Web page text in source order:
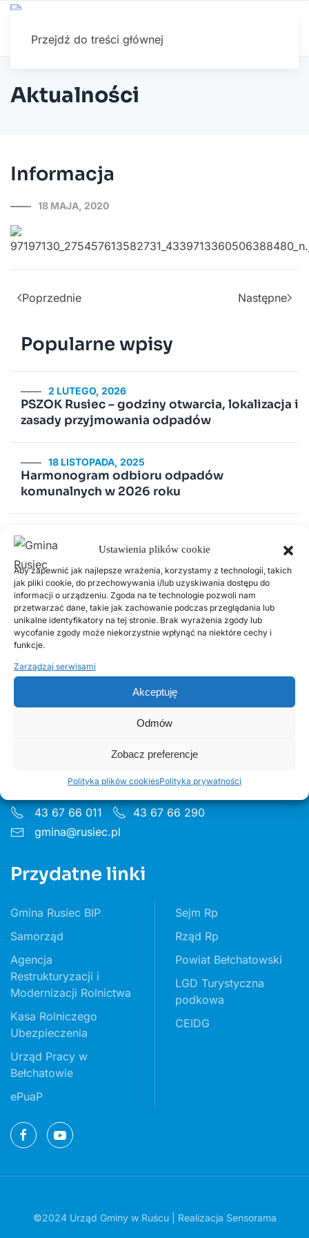
Ustawienia plików cookie
Aby zapewnić jak najlepsze wrażenia, korzystamy z technologii, takich
jak pliki cookie, do przechowywania i/lub uzyskiwania dostępu do
informacji o urządzeniu. Zgoda na te technologie pozwoli nam
przetwarzać dane, takie jak zachowanie podczas przeglądania lub
unikalne identyfikatory na tej stronie. Brak wyrażenia zgody lub
wycofanie zgody może niekorzystnie wpłynąć na niektóre cechy i
funkcje.
Zarządzaj serwisami
Akceptuję
Odmów
Zobacz preferencje
Polityka plików cookiesPolityka prywatności
Przejdź do treści głównej
Aktualności
Informacja
18 MAJA, 2020
Poprzednie Następne
Popularne wpisy
2 LUTEGO, 2026
PSZOK Rusiec – godziny otwarcia, lokalizacja i
zasady przyjmowania odpadów
18 LISTOPADA, 2025
Harmonogram odbioru odpadów
komunalnych w 2026 roku
Kurenda
30 CZERWCA, 2026
Odnawialne źródła energii w Gminie Rusiec –
edycja 2, Fundusze Europejskie
Urząd Gminy w Ruścu
ul. Wieluńska 35, 97-438 Rusiec
Godziny pon 8:00 - 16.00 wt– pt 7:30 - 15.30
43 67 66 011
43 67 66 290
gmina@rusiec.pl
Przydatne linki
Gmina Rusiec BIP
Samorząd
Agencja
Restrukturyzacji i
Modernizacji Rolnictwa
Kasa Rolniczego
Ubezpieczenia
Urząd Pracy w
Bełchatowie
ePuaP
Sejm Rp
Rząd Rp
Powiat Bełchatowski
LGD Turystyczna
podkowa
CEIDG
©2024 Urząd Gminy w Ruścu | Realizacja Sensorama